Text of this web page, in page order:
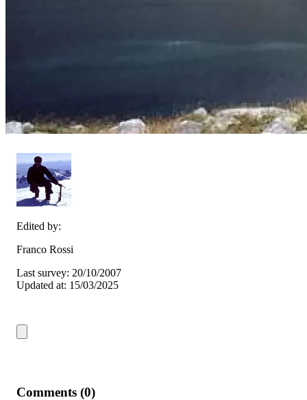
Edited by:
Franco Rossi
Last survey: 20/10/2007
Updated at: 15/03/2025
Comments (0)